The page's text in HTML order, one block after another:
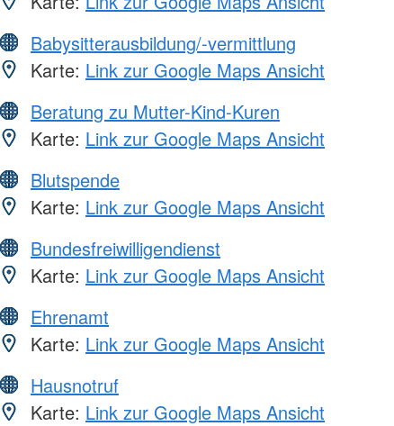
Babysitterausbildung/-vermittlung
Karte: Link zur Google Maps Ansicht
Beratung zu Mutter-Kind-Kuren
Karte: Link zur Google Maps Ansicht
Blutspende
Karte: Link zur Google Maps Ansicht
Bundesfreiwilligendienst
Karte: Link zur Google Maps Ansicht
Ehrenamt
Karte: Link zur Google Maps Ansicht
Hausnotruf
Karte: Link zur Google Maps Ansicht